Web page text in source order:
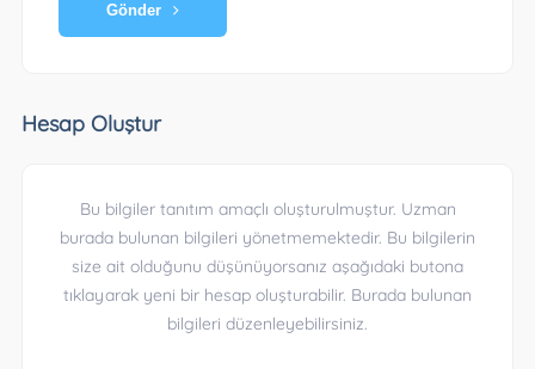
Gönder
Hesap Oluştur
Bu bilgiler tanıtım amaçlı oluşturulmuştur. Uzman
burada bulunan bilgileri yönetmemektedir. Bu bilgilerin
size ait olduğunu düşünüyorsanız aşağıdaki butona
tıklayarak yeni bir hesap oluşturabilir. Burada bulunan
bilgileri düzenleyebilirsiniz.